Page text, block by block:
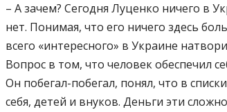
– А зачем? Сегодня Луценко ничего в
нет. Понимая, что его ничего здесь
всего «интересного» в Украине
Вопрос в том, что человек обеспечил
Он побегал-побегал, понял, что в
себя, детей и внуков. Деньги эти